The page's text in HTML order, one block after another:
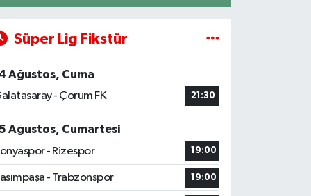
Süper Lig Fikstür
Ağustos, Cuma
- Çorum FK
21:30
Ağustos, Cumartesi
- Rizespor
19:00
- Trabzonspor 19:00